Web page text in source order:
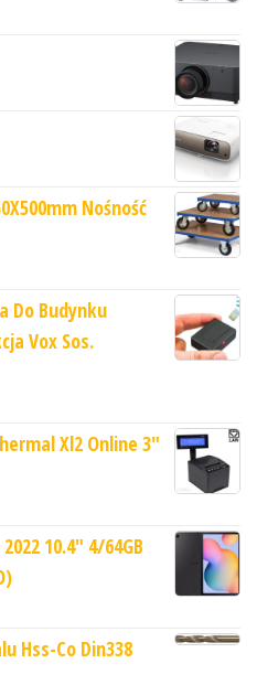
Nośność
Do Budynku
Vox Sos.
Xl2 Online 3"
10.4" 4/64GB
Hss-Co Din338